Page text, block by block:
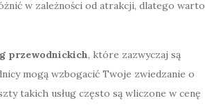
w zależności od atrakcji, dlatego warto
przewodnickich, które zazwyczaj są
mogą wzbogacić Twoje zwiedzanie o
takich usług często są wliczone w cenę